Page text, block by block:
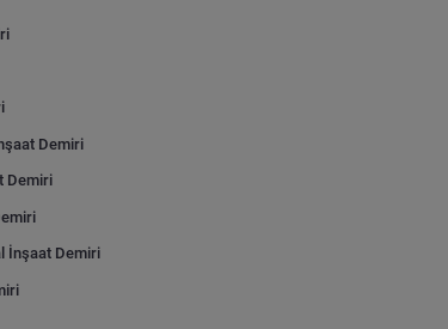
Demiri
Demiri
İnşaat Demiri